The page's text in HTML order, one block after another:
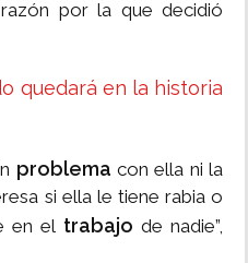
por la que decidió
quedará en la historia
problema con ella ni la
si ella le tiene rabia o
en el trabajo de nadie”,